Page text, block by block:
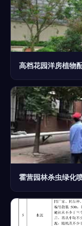
高档花园洋房植物